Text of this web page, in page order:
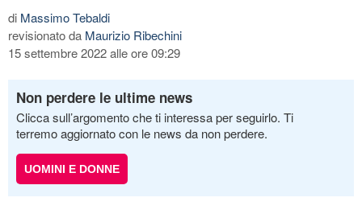
di Massimo Tebaldi
revisionato da Maurizio Ribechini
15 settembre 2022 alle ore 09:29
Non perdere le ultime news
Clicca sull’argomento che ti interessa per seguirlo. Ti
terremo aggiornato con le news da non perdere.
UOMINI E DONNE